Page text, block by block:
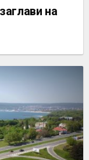
на